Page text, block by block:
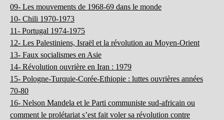
09- Les mouvements de 1968-69 dans le monde
10- Chili 1970-1973
11- Portugal 1974-1975
12- Les Palestiniens, Israël et la révolution au Moyen-Orient
13- Faux socialismes en Asie
14- Révolution ouvrière en Iran : 1979
15- Pologne-Turquie-Corée-Ethiopie : luttes ouvrières années
70-80
16- Nelson Mandela et le Parti communiste sud-africain ou
comment le prolétariat s’est fait voler sa révolution contre